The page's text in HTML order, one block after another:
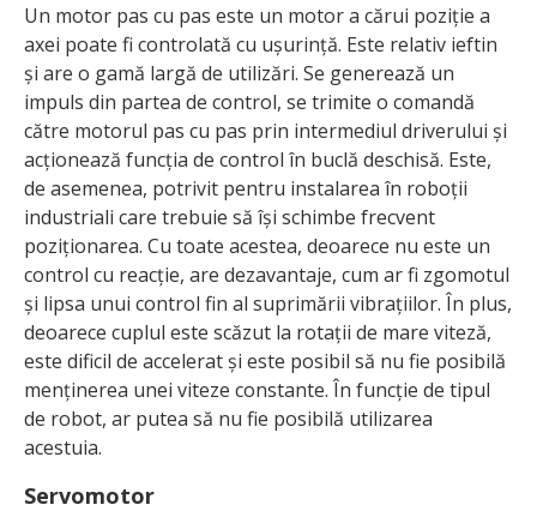
Un motor pas cu pas este un motor a cărui poziție a
axei poate fi controlată cu ușurință. Este relativ ieftin
și are o gamă largă de utilizări. Se generează un
impuls din partea de control, se trimite o comandă
către motorul pas cu pas prin intermediul driverului și
acționează funcția de control în buclă deschisă. Este,
de asemenea, potrivit pentru instalarea în roboții
industriali care trebuie să își schimbe frecvent
poziționarea. Cu toate acestea, deoarece nu este un
control cu reacție, are dezavantaje, cum ar fi zgomotul
și lipsa unui control fin al suprimării vibrațiilor. În plus,
deoarece cuplul este scăzut la rotații de mare viteză,
este dificil de accelerat și este posibil să nu fie posibilă
menținerea unei viteze constante. În funcție de tipul
de robot, ar putea să nu fie posibilă utilizarea
acestuia.
Servomotor